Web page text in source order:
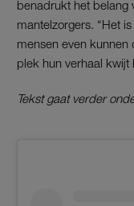
benadrukt het belang
mantelzorgers. “Het
mensen even kunnen
plek hun verhaal kwijt
Tekst gaat verder